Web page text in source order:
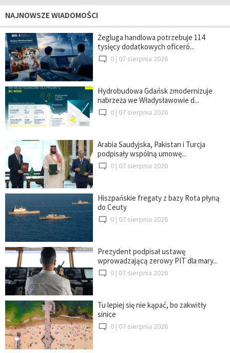
NAJNOWSZE WIADOMOŚCI
Żegluga handlowa potrzebuje 114
tysięcy dodatkowych oficeró...
0 | 07 sierpnia 2026
Hydrobudowa Gdańsk zmodernizuje
nabrzeża we Władysławowie d...
0 | 07 sierpnia 2026
Arabia Saudyjska, Pakistan i Turcja
podpisały wspólną umowę...
0 | 07 sierpnia 2026
Hiszpańskie fregaty z bazy Rota płyną
do Ceuty
0 | 07 sierpnia 2026
Prezydent podpisał ustawę
wprowadzającą zerowy PIT dla mary...
0 | 07 sierpnia 2026
Tu lepiej się nie kąpać, bo zakwitły
sinice
0 | 07 sierpnia 2026